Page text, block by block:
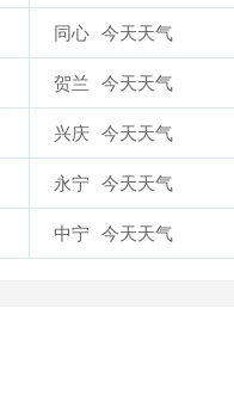
同心 今天天气
贺兰 今天天气
兴庆 今天天气
永宁 今天天气
中宁 今天天气